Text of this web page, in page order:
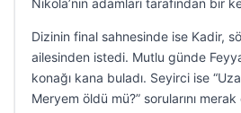
Nikola’nın adamları tarafından bir
Dizinin final sahnesinde ise Kadir,
ailesinden istedi. Mutlu günde
konağı kana buladı. Seyirci ise
Meryem öldü mü?” sorularını